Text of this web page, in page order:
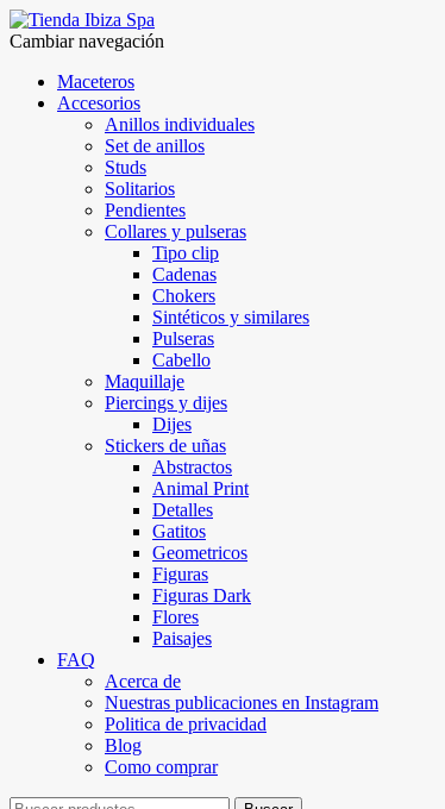
Cambiar navegación
Maceteros
Accesorios
Anillos individuales
Set de anillos
Studs
Solitarios
Pendientes
Collares y pulseras
Tipo clip
Cadenas
Chokers
Sintéticos y similares
Pulseras
Cabello
Maquillaje
Piercings y dijes
Dijes
Stickers de uñas
Abstractos
Animal Print
Detalles
Gatitos
Geometricos
Figuras
Figuras Dark
Flores
Paisajes
FAQ
Acerca de
Nuestras publicaciones en Instagram
Politica de privacidad
Blog
Como comprar